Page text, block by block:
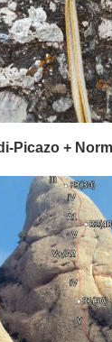
Picazo +